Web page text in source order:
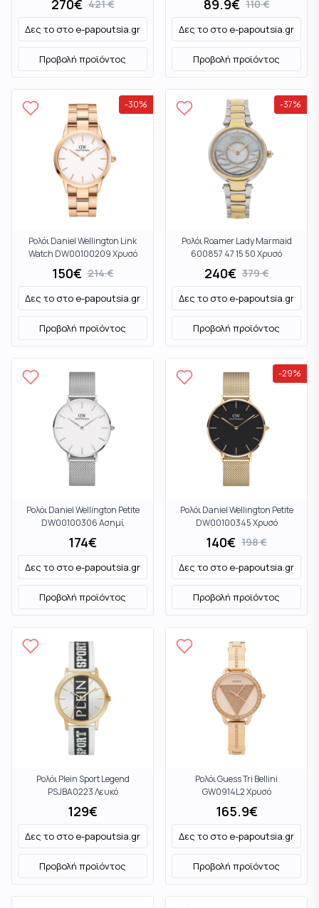
270€ 421€
Δες το στο e-papoutsia.gr
Προβολή προϊόντος
89.9€ 110€
Δες το στο e-papoutsia.gr
Προβολή προϊόντος
-30%
Ρολόι Daniel Wellington Link
Watch DW00100209 Χρυσό
150€ 214€
Δες το στο e-papoutsia.gr
Προβολή προϊόντος
-37%
Ρολόι Roamer Lady Marmaid
600857 47 15 50 Χρυσό
240€ 379€
Δες το στο e-papoutsia.gr
Προβολή προϊόντος
Ρολόι Daniel Wellington Petite
DW00100306 Ασημί
174€
Δες το στο e-papoutsia.gr
Προβολή προϊόντος
-29%
Ρολόι Daniel Wellington Petite
DW00100345 Χρυσό
140€ 198€
Δες το στο e-papoutsia.gr
Προβολή προϊόντος
Ρολόι Plein Sport Legend
PSJBA0223 Λευκό
129€
Δες το στο e-papoutsia.gr
Προβολή προϊόντος
Ρολόι Guess Tri Bellini
GW0914L2 Χρυσό
165.9€
Δες το στο e-papoutsia.gr
Προβολή προϊόντος